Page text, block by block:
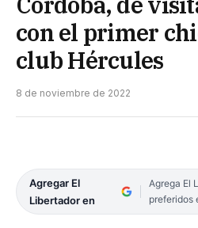
con el primer
club Hércules
8 de noviembre de 2022
Agregar El
Libertador en
Agrega El
preferidos